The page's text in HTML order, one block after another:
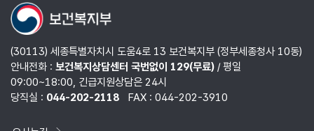
(30113) 세종특별자치시 도움4로 13 보건복지부 (정부세종청사 10동)
안내전화 : 보건복지상담센터 국번없이 129(무료)/ 평일
09:00~18:00, 긴급지원상담은 24시
당직실 : 044-202-2118 FAX : 044-202-3910